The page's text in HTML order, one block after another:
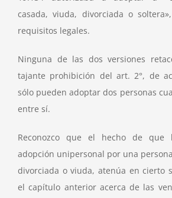
casada, viuda, divorciada o
requisitos legales.
Ninguna de las dos versiones
tajante prohibición del art. 2°, de
sólo pueden adoptar dos personas
entre sí.
Reconozco que el hecho de
adopción unipersonal por una
divorciada o viuda, atenúa en cierto
el capítulo anterior acerca de las